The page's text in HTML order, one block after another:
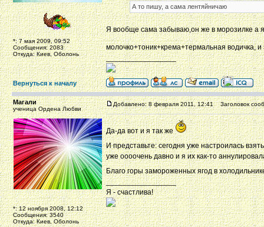
*: 7 мая 2009, 09:52
Сообщения: 2083
Откуда: Киев, Оболонь
А то пишу, а сама лентяйничаю
Я вообще сама забываю,он же в морозилке а
молочко+тоник+крема+термальная водичка,
_________________
Вернуться к началу
Магали
ученица Ордена Любви
*: 12 ноября 2008, 12:12
Сообщения: 3540
Откуда: Киев, Оболонь
Добавлено: 8 февраля 2011, 12:41 Заголовок
Да-да вот и я так же
И представьте: сегодня уже настроилась
уже оооочень давно и я их как-то
Благо горы замороженных ягод в
_________________
Я - счастлива!